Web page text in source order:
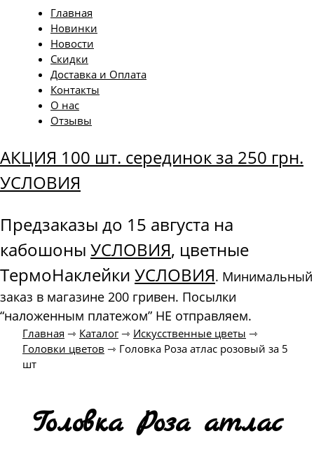
Главная
Новинки
Новости
Скидки
Доставка и Оплата
Контакты
О нас
Отзывы
АКЦИЯ 100 шт. серединок за 250 грн.
УСЛОВИЯ
Предзаказы до 15 августа на
кабошоны УСЛОВИЯ, цветные
ТермоНаклейки УСЛОВИЯ. Минимальный
заказ в магазине 200 гривен. Посылки
“наложенным платежом” НЕ отправляем.
Главная ⇾ Каталог⇾ Искусственные цветы ⇾
Головки цветов ⇾ Головка Роза атлас розовый за 5
шт
Головка Роза атлас